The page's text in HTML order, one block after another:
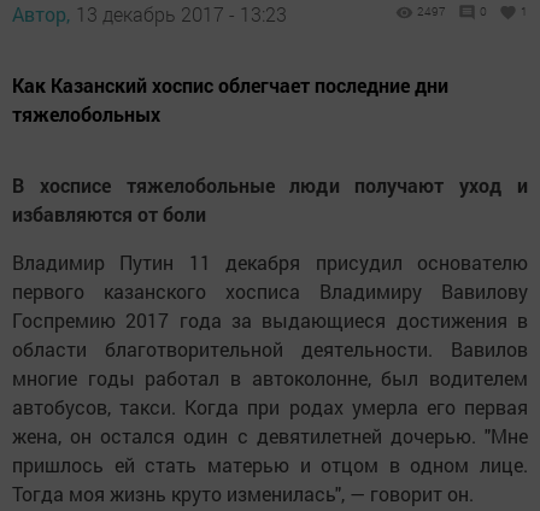
Автор, 13 декабрь 2017 - 13:23 2497 0 1
Как Казанский хоспис облегчает последние дни
тяжелобольных
В хосписе тяжелобольные люди получают уход и
избавляются от боли
Владимир Путин 11 декабря присудил основателю
первого казанского хосписа Владимиру Вавилову
Госпремию 2017 года за выдающиеся достижения в
области благотворительной деятельности. Вавилов
многие годы работал в автоколонне, был водителем
автобусов, такси. Когда при родах умерла его первая
жена, он остался один с девятилетней дочерью. "Мне
пришлось ей стать матерью и отцом в одном лице.
Тогда моя жизнь круто изменилась", — говорит он.